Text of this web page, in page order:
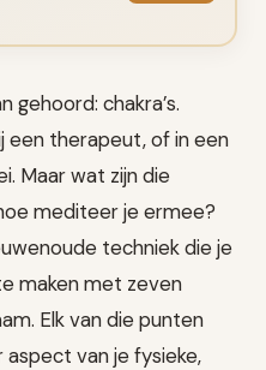
gehoord: chakra’s.
een therapeut, of in een
Maar wat zijn die
mediteer je ermee?
techniek die je
maken met zeven
Elk van die punten
van je fysieke,